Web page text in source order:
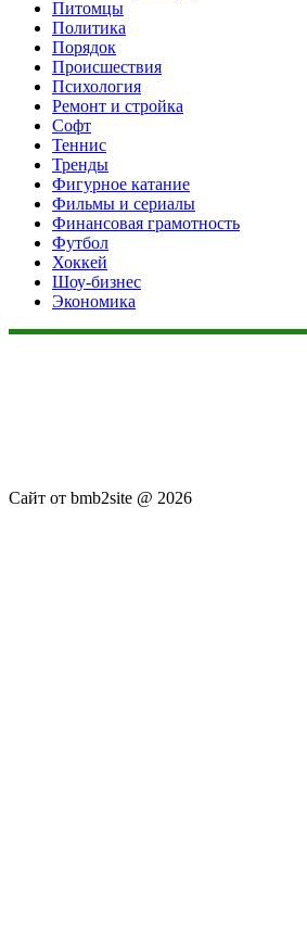
Питомцы
Политика
Порядок
Происшествия
Психология
Ремонт и стройка
Софт
Теннис
Тренды
Фигурное катание
Фильмы и сериалы
Финансовая грамотность
Футбол
Хоккей
Шоу-бизнес
Экономика
Сайт от bmb2site @ 2026